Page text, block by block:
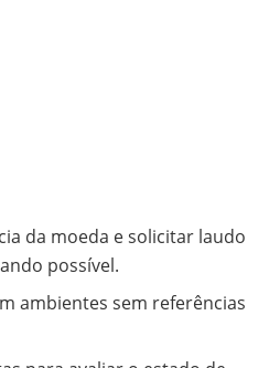
da moeda e solicitar laudo
possível.
ambientes sem referências